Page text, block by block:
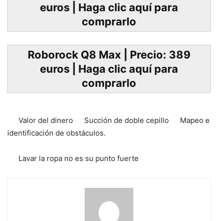
euros | Haga clic aquí para
comprarlo
Roborock Q8 Max | Precio: 389
euros | Haga clic aquí para
comprarlo
Valor del dinero Succión de doble cepillo
Mapeo e
identificación de obstáculos.
Lavar la ropa no es su punto fuerte